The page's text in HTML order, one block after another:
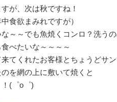
が、次は秋ですね！
食欲まみれですが）
～～でも魚焼くコンロ？洗う
べたいな～～～～
てくれたお客様とちょうどサ
を網の上に敷いて焼くと
(゜o゜)